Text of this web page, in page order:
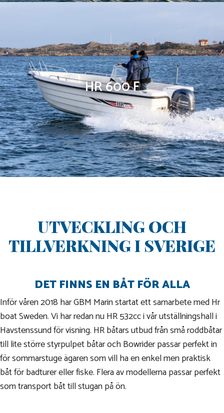
HR 600 F
UTVECKLING OCH
TILLVERKNING I SVERIGE
DET FINNS EN BÅT FÖR ALLA
Inför våren 2018 har GBM Marin startat ett samarbete med Hr
boat Sweden. Vi har redan nu HR 532cc i vår utställningshall i
Havstenssund för visning. HR båtars utbud från små roddbåtar
till lite större styrpulpet båtar och Bowrider passar perfekt in
för sommarstuge ägaren som vill ha en enkel men praktisk
båt för badturer eller fiske. Flera av modellerna passar perfekt
som transport båt till stugan på ön.